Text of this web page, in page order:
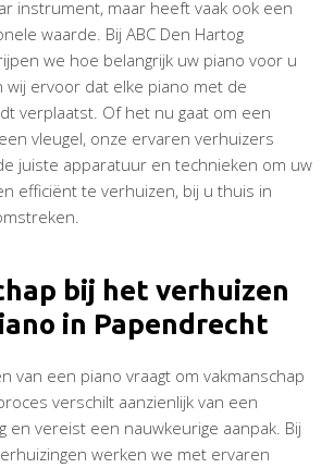
instrument, maar heeft vaak ook een
waarde. Bij ABC Den Hartog
we hoe belangrijk uw piano voor u
wij ervoor dat elke piano met de
verplaatst. Of het nu gaat om een
vleugel, onze ervaren verhuizers
juiste apparatuur en technieken om uw
efficiënt te verhuizen, bij u thuis in
bij het verhuizen
in Papendrecht
van een piano vraagt om vakmanschap
verschilt aanzienlijk van een
en vereist een nauwkeurige aanpak. Bij
werken we met ervaren